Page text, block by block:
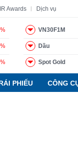
IR Awards Dịch vụ
VN30F1M
Dầu
Spot Gold
PHIẾU CÔNG
cáo phân tích